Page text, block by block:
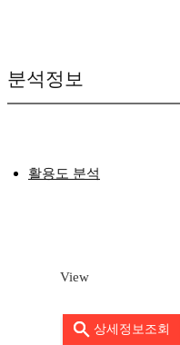
분석정보
활용도 분석
View
상세정보조회